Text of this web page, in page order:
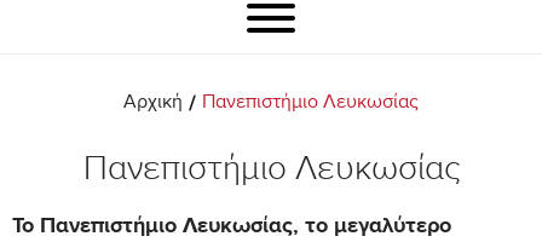
Αρχική / Πανεπιστήμιο Λευκωσίας
Πανεπιστήμιο Λευκωσίας
Το Πανεπιστήμιο Λευκωσίας, το μεγαλύτερο